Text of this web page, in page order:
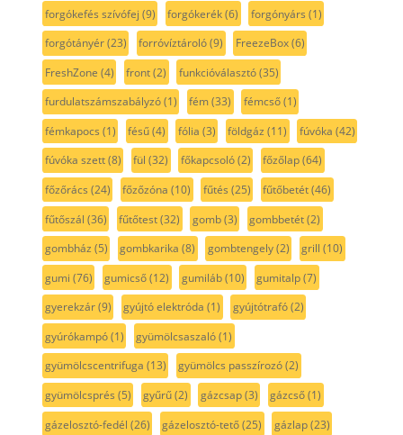
forgókefés szívófej (9) forgókerék(6) forgónyárs (1)
forgótányér(23) forróvíztároló(9) FreezeBox(6)
FreshZone (4) front(2) funkcióválasztó(35)
furdulatszámszabályzó(1) fém(33) fémcső(1)
fémkapocs (1) fésű(4) fólia (3) földgáz (11) fúvóka (42)
fúvóka szett(8) fül (32) főkapcsoló(2) főzőlap(64)
főzőrács (24) főzőzóna (10) fűtés (25) fűtőbetét(46)
fűtőszál (36) fűtőtest(32) gomb(3) gombbetét(2)
gombház (5) gombkarika (8) gombtengely(2) grill (10)
gumi (76) gumicső(12) gumiláb(10) gumitalp(7)
gyerekzár(9) gyújtó elektróda (1) gyújtótrafó(2)
gyúrókampó(1) gyümölcsaszaló(1)
gyümölcscentrifuga (13) gyümölcs passzírozó(2)
gyümölcsprés (5) gyűrű(2) gázcsap(3) gázcső(1)
gázelosztó-fedél (26) gázelosztó-tető(25) gázlap(23)